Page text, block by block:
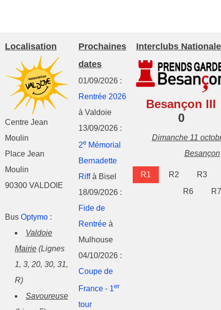
Localisation
Centre Jean
Moulin
Place Jean
Moulin
90300 VALDOIE
Bus Optymo :
Valdoie
Mairie (Lignes
1, 3, 20, 30, 31,
R)
Savoureuse
Prochaines
dates
01/09/2026 :
Rentrée 2026
à Valdoie
13/09/2026 :
2e Mémorial
Bernadette
Riffà Bisel
18/09/2026 :
Fide de
Rentrée à
Mulhouse
04/10/2026 :
Coupe de
France - 1er
tour
Interclubs
Besançon III
0
Dimanche 11
Besançon
R1 R2
R3
R6
R7